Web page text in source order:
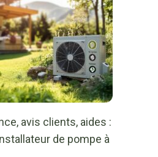
avis clients, aides :
de pompe à